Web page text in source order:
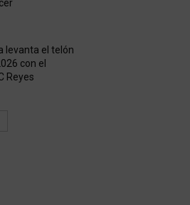
levanta el telón
con el
Reyes